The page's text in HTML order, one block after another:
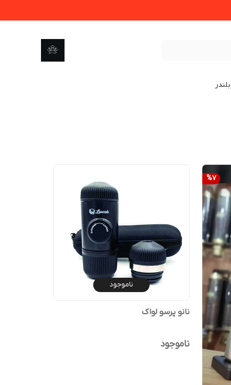
بلندر
%7
ناموجود
نانو پرسو لواک
ناموجود